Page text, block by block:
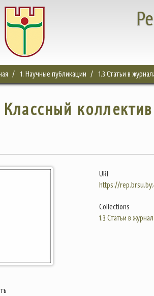
1. Научные публикации 1.3 Статьи в
Классный
URI
https://
Collections
1.3 Статьи в